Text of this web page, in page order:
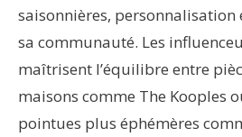
saisonnières, personnalisation
sa communauté. Les
maîtrisent l’équilibre entre
maisons comme The Kooples
pointues plus éphémères